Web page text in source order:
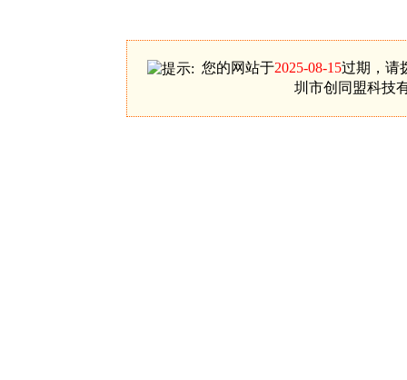
您的网站于2025-08-15过期，请
圳市创同盟科技